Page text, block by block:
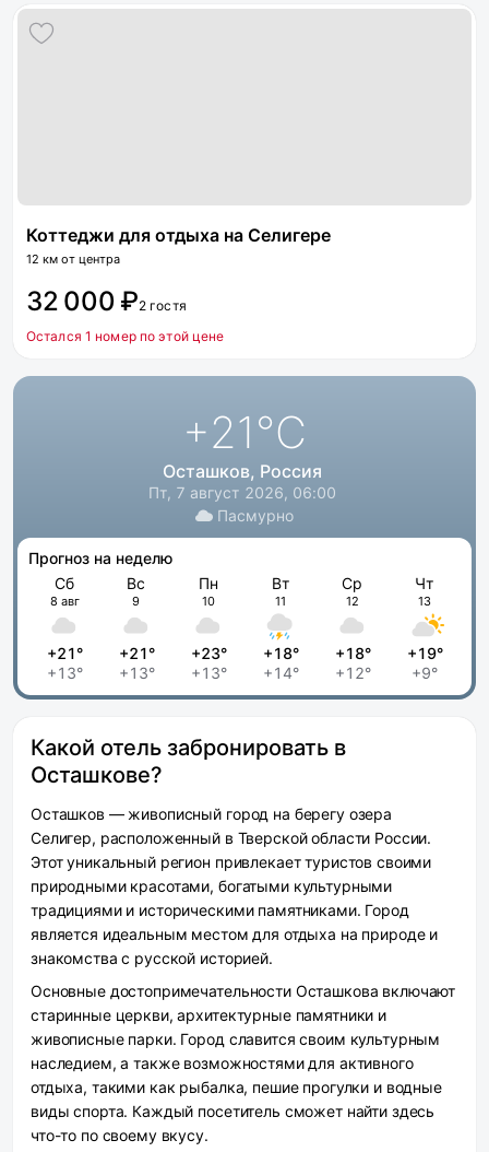
Коттеджи для отдыха на Селигере
12 км от центра
32 000 ₽2 гостя
Остался 1 номер по этой цене
+21°C
Осташков, Россия
Пт, 7 август 2026, 06:00
Пасмурно
Прогноз на неделю
Сб
8 авг
+21°
+13°
Вс
9
+21°
+13°
Пн
10
+23°
+13°
Вт
11
+18°
+14°
Ср
12
+18°
+12°
Чт
13
+19°
+9°
Какой отель забронировать в
Осташкове?
Осташков — живописный город на берегу озера
Селигер, расположенный в Тверской области России.
Этот уникальный регион привлекает туристов своими
природными красотами, богатыми культурными
традициями и историческими памятниками. Город
является идеальным местом для отдыха на природе и
знакомства с русской историей.
Основные достопримечательности Осташкова включают
старинные церкви, архитектурные памятники и
живописные парки. Город славится своим культурным
наследием, а также возможностями для активного
отдыха, такими как рыбалка, пешие прогулки и водные
виды спорта. Каждый посетитель сможет найти здесь
что-то по своему вкусу.